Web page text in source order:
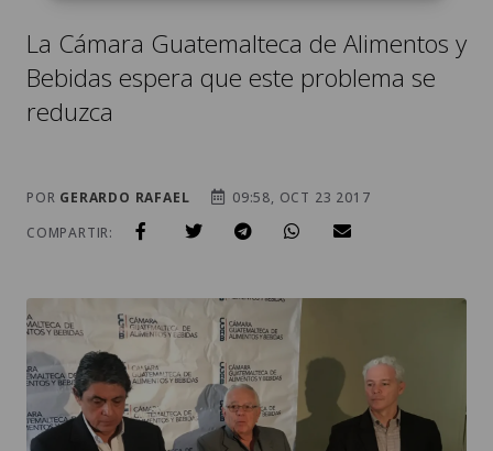
La Cámara Guatemalteca de Alimentos y
Bebidas espera que este problema se
reduzca
POR GERARDO RAFAEL
09:58, OCT 23 2017
COMPARTIR: